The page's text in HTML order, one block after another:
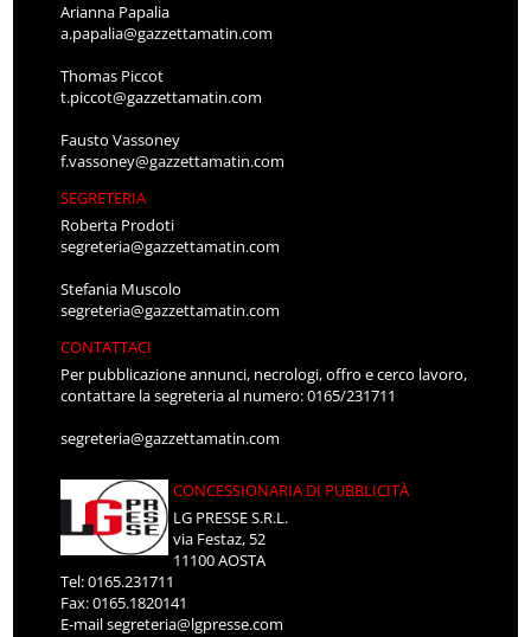
Arianna Papalia
a.papalia@gazzettamatin.com
Thomas Piccot
t.piccot@gazzettamatin.com
Fausto Vassoney
f.vassoney@gazzettamatin.com
SEGRETERIA
Roberta Prodoti
segreteria@gazzettamatin.com
Stefania Muscolo
segreteria@gazzettamatin.com
CONTATTACI
Per pubblicazione annunci, necrologi, offro e cerco lavoro,
contattare la segreteria al numero: 0165/231711
segreteria@gazzettamatin.com
CONCESSIONARIA DI PUBBLICITÀ
LG PRESSE S.R.L.
via Festaz, 52
11100 AOSTA
Tel: 0165.231711
Fax: 0165.1820141
E-mailsegreteria@lgpresse.com